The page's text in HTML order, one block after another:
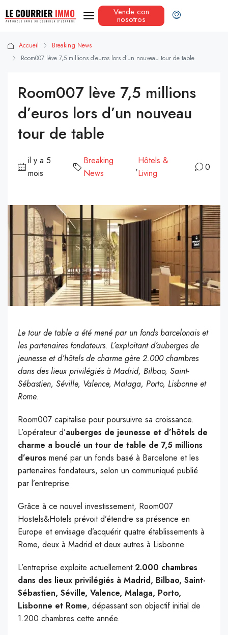
Vende con
nosotros
Accueil
Breaking News
Room007 lève 7,5 millions d’euros lors d’un nouveau tour de table
Room007 lève 7,5 millions
d’euros lors d’un nouveau
tour de table
il y a 5
mois
Breaking
News
,
Hôtels &
Living
0
Le tour de table a été mené par un fonds barcelonais et
les partenaires fondateurs. L’exploitant d’auberges de
jeunesse et d’hôtels de charme gère 2.000 chambres
dans des lieux privilégiés à Madrid, Bilbao, Saint-
Sébastien, Séville, Valence, Malaga, Porto, Lisbonne et
Rome.
Room007 capitalise pour poursuivre sa croissance.
L’opérateur d’auberges de jeunesse et d’hôtels de
charme a bouclé un tour de table de 7,5 millions
d’euros mené par un fonds basé à Barcelone et les
partenaires fondateurs, selon un communiqué publié
par l’entreprise.
Grâce à ce nouvel investissement, Room007
Hostels&Hotels prévoit d’étendre sa présence en
Europe et envisage d’acquérir quatre établissements à
Rome, deux à Madrid et deux autres à Lisbonne.
L’entreprise exploite actuellement2.000 chambres
dans des lieux privilégiés à Madrid, Bilbao, Saint-
Sébastien, Séville, Valence, Malaga, Porto,
Lisbonne et Rome, dépassant son objectif initial de
1.200 chambres cette année.